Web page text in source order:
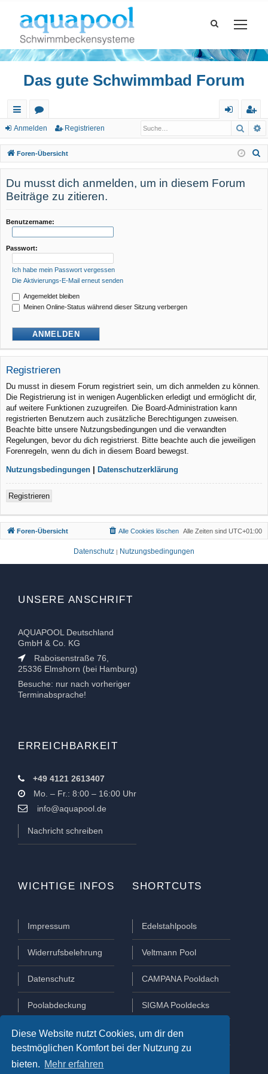
Diese Website nutzt Cookies, um dir den
bestmöglichen Komfort bei der Nutzung zu
bieten. Mehr erfahren
Das gute Schwimmbad Forum
ch
ne
llz
ug
riff
or
en m
el
de
eg
ist
rie
Anmelden Registrieren
Foren-Übersicht
Du musst dich anmelden, um in diesem Forum
Beiträge zu zitieren.
Benutzername:
Passwort:
Ich habe mein Passwort vergessen
Die Aktivierungs-E-Mail erneut senden
Angemeldet bleiben
Meinen Online-Status während dieser Sitzung verbergen
Registrieren
Du musst in diesem Forum registriert sein, um dich anmelden zu können.
Die Registrierung ist in wenigen Augenblicken erledigt und ermöglicht dir,
auf weitere Funktionen zuzugreifen. Die Board-Administration kann
registrierten Benutzern auch zusätzliche Berechtigungen zuweisen.
Beachte bitte unsere Nutzungsbedingungen und die verwandten
Regelungen, bevor du dich registrierst. Bitte beachte auch die jeweiligen
Forenregeln, wenn du dich in diesem Board bewegst.
Nutzungsbedingungen Datenschutzerklärung
Registrieren
Foren-Übersicht Alle Zeiten sind UTC+01:00
Alle Cookies löschen
Datenschutz | Nutzungsbedingungen
UNSERE ANSCHRIFT
AQUAPOOL Deutschland
GmbH & Co. KG
Raboisenstraße 76,
25336 Elmshorn (bei Hamburg)
Besuche: nur nach vorheriger
Terminabsprache!
ERREICHBARKEIT
+49 4121 2613407
Mo. – Fr.: 8:00 – 16:00 Uhr
info@aquapool.de
Nachricht schreiben
WICHTIGE INFOS
Impressum
Widerrufsbelehrung
Datenschutz
Poolabdeckung
Poolüberdachung
SHORTCUTS
Edelstahlpools
Veltmann Pool
CAMPANA Pooldach
SIGMA Pooldecks
Lamellen Abdeckungen